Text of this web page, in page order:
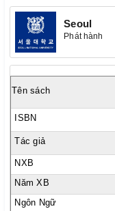
Seoul
Phát hành
Tên sách
ISBN
Tác giả
NXB
Năm XB
Ngôn Ngữ